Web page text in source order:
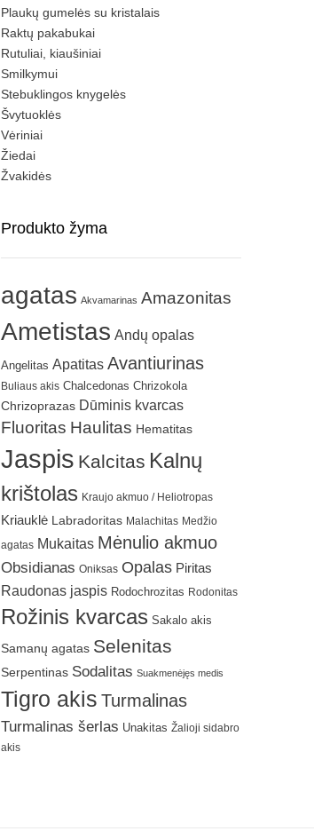
Plaukų gumelės su kristalais
Raktų pakabukai
Rutuliai, kiaušiniai
Smilkymui
Stebuklingos knygelės
Švytuoklės
Vėriniai
Žiedai
Žvakidės
Produkto žyma
agatas Akvamarinas Amazonitas
Ametistas Andų opalas
Angelitas Apatitas Avantiurinas
Buliaus akis Chalcedonas Chrizokola
Chrizoprazas Dūminis kvarcas
Fluoritas Haulitas Hematitas
Jaspis Kalcitas Kalnų
krištolas Kraujo akmuo / Heliotropas
Kriauklė Labradoritas Malachitas Medžio
agatas Mukaitas Mėnulio akmuo
Obsidianas Oniksas Opalas Piritas
Raudonas jaspis Rodochrozitas Rodonitas
Rožinis kvarcas Sakalo akis
Samanų agatas Selenitas
Serpentinas Sodalitas Suakmenėjęs medis
Tigro akis Turmalinas
Turmalinas šerlas Unakitas Žalioji sidabro
akis